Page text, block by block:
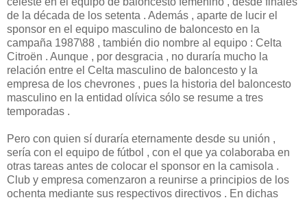
de la década de los setenta . Además , aparte de lucir el
sponsor en el equipo masculino de baloncesto en la
campaña 1987\88 , también dio nombre al equipo : Celta
Citroën . Aunque , por desgracia , no duraría mucho la
relación entre el Celta masculino de baloncesto y la
empresa de los chevrones , pues la historia del baloncesto
masculino en la entidad olívica sólo se resume a tres
temporadas .
Pero con quien sí duraría eternamente desde su unión ,
sería con el equipo de fútbol , con el que ya colaboraba en
otras tareas antes de colocar el sponsor en la camisola .
Club y empresa comenzaron a reunirse a principios de los
ochenta mediante sus respectivos directivos . En dichas